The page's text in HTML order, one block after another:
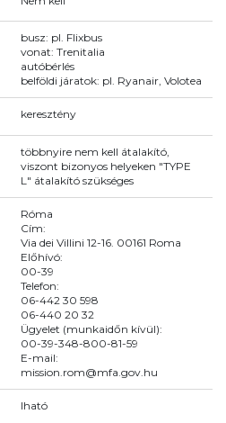
busz: pl. Flixbus
vonat: Trenitalia
autóbérlés
belföldi járatok: pl. Ryanair, Volotea
keresztény
többnyire nem kell átalakító,
viszont bizonyos helyeken "TYPE
L" átalakító szükséges
Róma
Cím:
Via dei Villini 12-16. 00161 Roma
Előhívó:
00-39
Telefon:
06-442 30 598
06-440 20 32
Ügyelet (munkaidőn kívül):
00-39-348-800-81-59
E-mail:
mission.rom@mfa.gov.hu
Iható